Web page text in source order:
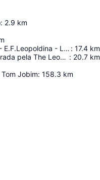
: 2.9 km
Ruínas da antiga estação Califórnia - E.F.Leopoldina - Linha do Litoral : 17.4 km
Ruínas de uma antiga pedrira, explorada pela The Leopoldina Railway Co. : 20.7 km
Jobim: 158.3 km